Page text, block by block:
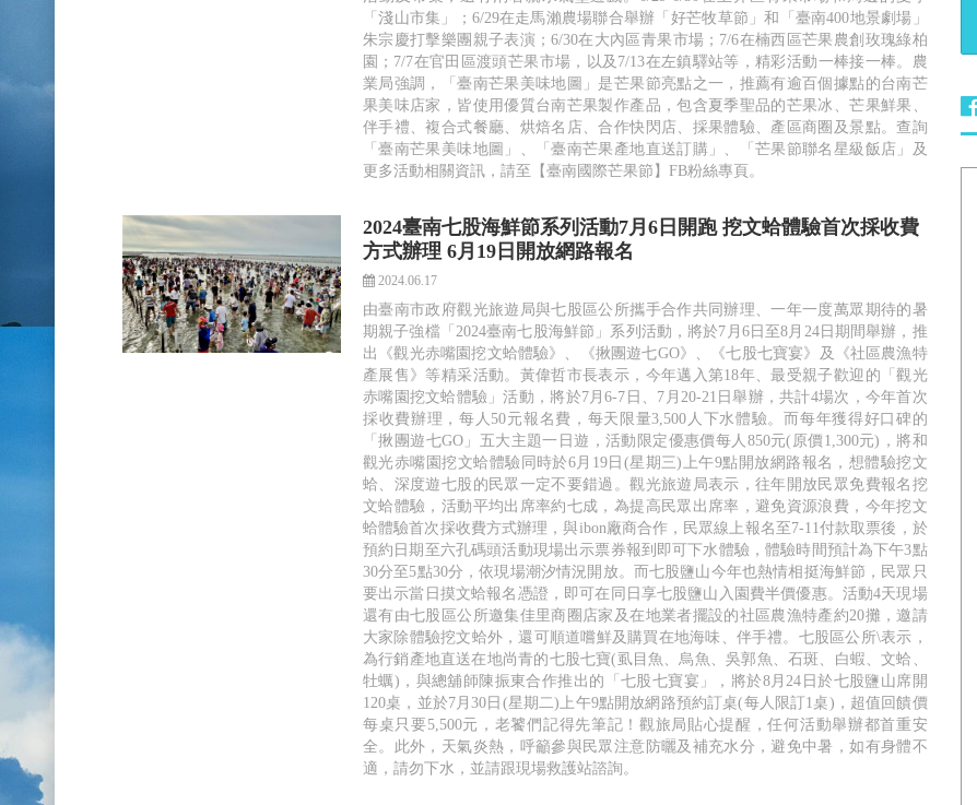
「淺山市集」；6/29在走馬瀨農場聯合舉辦「好芒牧草節」和「臺南400地景劇場」
朱宗慶打擊樂團親子表演；6/30在大內區青果市場；7/6在楠西區芒果農創玫瑰綠柏
園；7/7在官田區渡頭芒果市場，以及7/13在左鎮驛站等，精彩活動一棒接一棒。農
業局強調，「臺南芒果美味地圖」是芒果節亮點之一，推薦有逾百個據點的台南芒
果美味店家，皆使用優質台南芒果製作產品，包含夏季聖品的芒果冰、芒果鮮果、
伴手禮、複合式餐廳、烘焙名店、合作快閃店、採果體驗、產區商圈及景點。查詢
「臺南芒果美味地圖」、「臺南芒果產地直送訂購」、「芒果節聯名星級飯店」及
更多活動相關資訊，請至【臺南國際芒果節】FB粉絲專頁。
2024臺南七股海鮮節系列活動7月6日開跑 挖文蛤體驗首次採收費
方式辦理 6月19日開放網路報名
2024.06.17
由臺南市政府觀光旅遊局與七股區公所攜手合作共同辦理、一年一度萬眾期待的暑
期親子強檔「2024臺南七股海鮮節」系列活動，將於7月6日至8月24日期間舉辦，推
出《觀光赤嘴園挖文蛤體驗》、《揪團遊七GO》、《七股七寶宴》及《社區農漁特
產展售》等精采活動。黃偉哲市長表示，今年邁入第18年、最受親子歡迎的「觀光
赤嘴園挖文蛤體驗」活動，將於7月6-7日、7月20-21日舉辦，共計4場次，今年首次
採收費辦理，每人50元報名費，每天限量3,500人下水體驗。而每年獲得好口碑的
「揪團遊七GO」五大主題一日遊，活動限定優惠價每人850元(原價1,300元)，將和
觀光赤嘴園挖文蛤體驗同時於6月19日(星期三)上午9點開放網路報名，想體驗挖文
蛤、深度遊七股的民眾一定不要錯過。觀光旅遊局表示，往年開放民眾免費報名挖
文蛤體驗，活動平均出席率約七成，為提高民眾出席率，避免資源浪費，今年挖文
蛤體驗首次採收費方式辦理，與ibon廠商合作，民眾線上報名至7-11付款取票後，於
預約日期至六孔碼頭活動現場出示票券報到即可下水體驗，體驗時間預計為下午3點
30分至5點30分，依現場潮汐情況開放。而七股鹽山今年也熱情相挺海鮮節，民眾只
要出示當日摸文蛤報名憑證，即可在同日享七股鹽山入園費半價優惠。活動4天現場
還有由七股區公所邀集佳里商圈店家及在地業者擺設的社區農漁特產約20攤，邀請
大家除體驗挖文蛤外，還可順道嚐鮮及購買在地海味、伴手禮。七股區公所\表示，
為行銷產地直送在地尚青的七股七寶(虱目魚、烏魚、吳郭魚、石斑、白蝦、文蛤、
牡蠣)，與總舖師陳振東合作推出的「七股七寶宴」，將於8月24日於七股鹽山席開
120桌，並於7月30日(星期二)上午9點開放網路預約訂桌(每人限訂1桌)，超值回饋價
每桌只要5,500元，老饕們記得先筆記！觀旅局貼心提醒，任何活動舉辦都首重安
全。此外，天氣炎熱，呼籲參與民眾注意防曬及補充水分，避免中暑，如有身體不
適，請勿下水，並請跟現場救護站諮詢。